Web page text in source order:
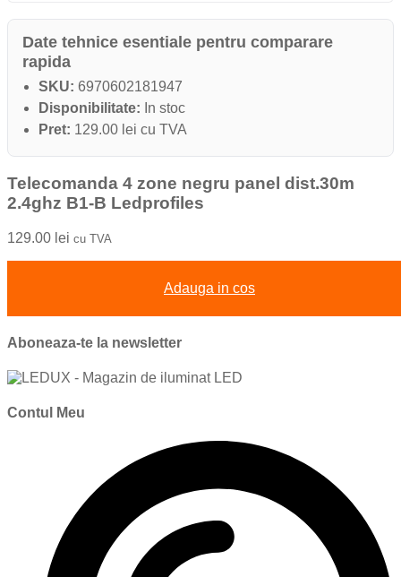
Date tehnice esentiale pentru comparare
rapida
SKU: 6970602181947
Disponibilitate: In stoc
Pret: 129.00 lei cu TVA
Telecomanda 4 zone negru panel dist.30m
2.4ghz B1-B Ledprofiles
129.00 lei cu TVA
Adauga in cos
Aboneaza-te la newsletter
Contul Meu